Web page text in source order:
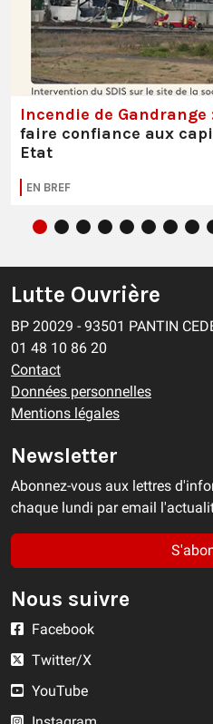
Incendie de Gandrange
faire confiance aux
Etat
EN BREF
Lutte Ouvrière
BP 20029 - 93501 PANTIN
01 48 10 86 20
Contact
Données personnelles
Mentions légales
Newsletter
Abonnez-vous aux lettres
chaque lundi par email
Nous suivre
Facebook
Twitter/X
YouTube